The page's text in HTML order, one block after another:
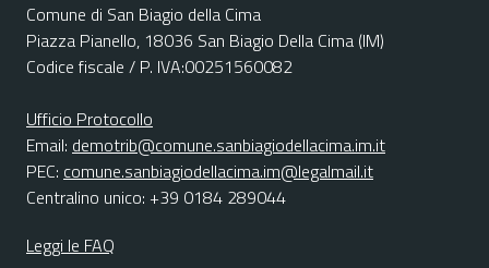
Comune di San Biagio della Cima
Piazza Pianello, 18036 San Biagio Della Cima (IM)
Codice fiscale / P. IVA:00251560082
Ufficio Protocollo
Email: demotrib@comune.sanbiagiodellacima.im.it
PEC: comune.sanbiagiodellacima.im@legalmail.it
Centralino unico: +39 0184 289044
Leggi le FAQ